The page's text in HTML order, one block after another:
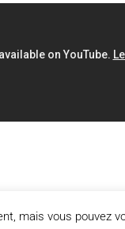
mais vous pouvez